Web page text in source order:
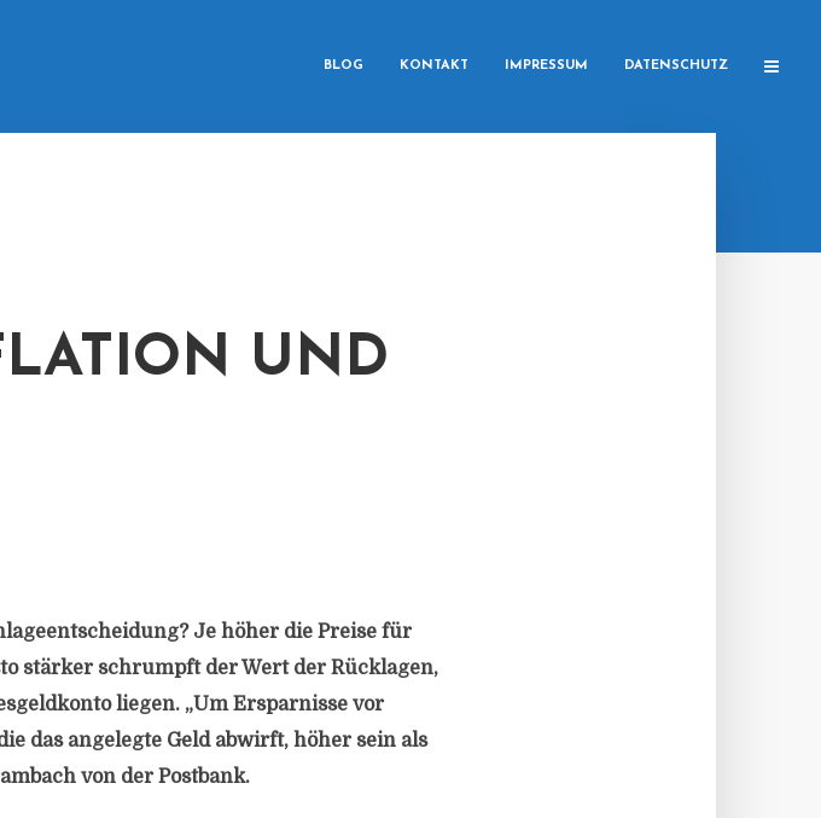
BLOG KONTAKT IMPRESSUM DATENSCHUTZ
UND
Je höher die Preise für
stärker schrumpft der Wert der Rücklagen,
liegen. „Um Ersparnisse vor
das angelegte Geld abwirft, höher sein als
von der Postbank.